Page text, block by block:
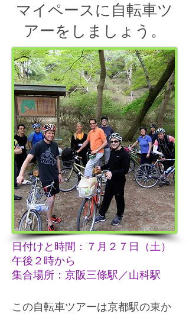
マイペースに自転車ツ
アーをしましょう。
日付けと時間：７月２７日（土）
午後２時から
集合場所：京阪三條駅／山科駅
この自転車ツアーは京都駅の東か